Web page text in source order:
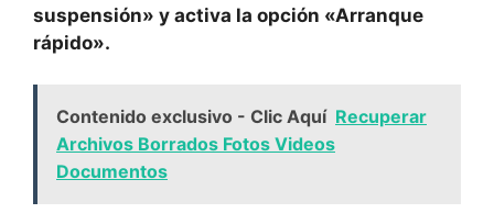
suspensión» y activa la opción «Arranque
rápido».
Contenido exclusivo - Clic Aquí Recuperar
Archivos Borrados Fotos Videos
Documentos